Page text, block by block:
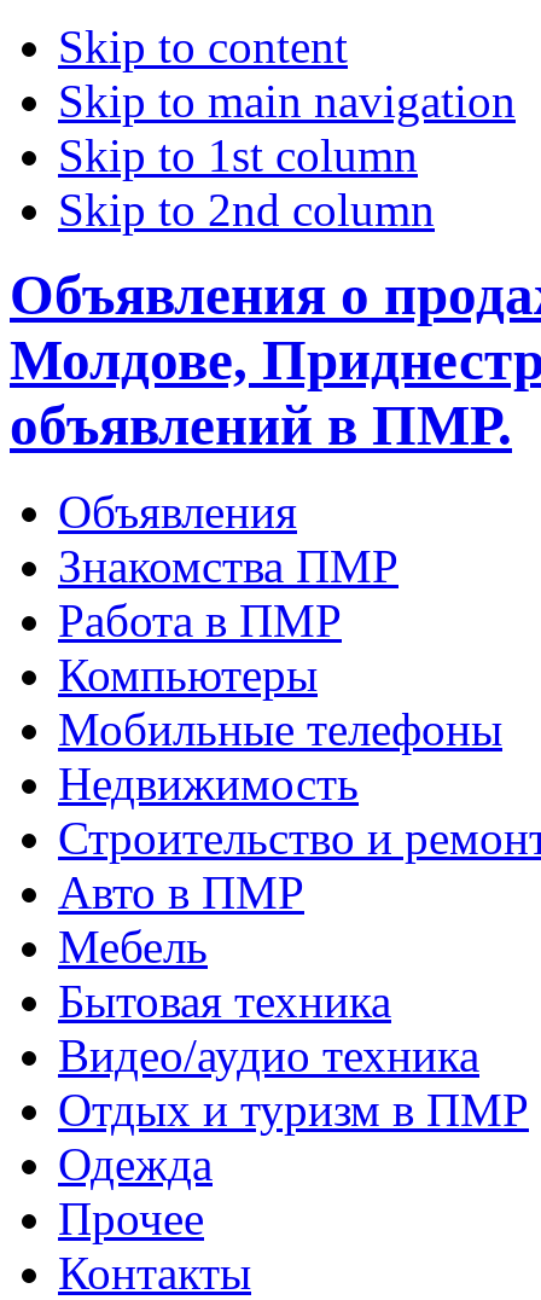
Skip to content
Skip to main navigation
Skip to 1st column
Skip to 2nd column
Объявления о
Молдове,
объявлений в ПМР.
Объявления
Знакомства ПМР
Работа в ПМР
Компьютеры
Мобильные телефоны
Недвижимость
Строительство и
Авто в ПМР
Мебель
Бытовая техника
Видео/аудио техника
Отдых и туризм в ПМР
Одежда
Прочее
Контакты